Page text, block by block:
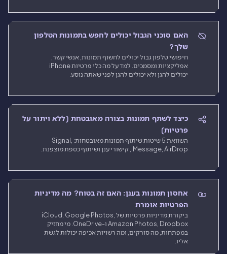
האם סוכני הגבול יכולים לחפש בתמונות הטלפון
שלך?
חיפושי טלפון גבול יכולים לחשוף תמונות, אנשי קשר,
אפליקציות ומסמכים. למד על מה כלי פרטיות iPhone
יכולים להגן ולא יכולים להגן לפני שאתה נוסע.
כיצד לשתף תמונות בצורה מאובטחת (ללא ויתור על
פרטיות)
השוואת 5 שיטות שיתוף תמונות מאובטחות: Signal,
iMessage, AirDrop, קישורי ענן ושיתוף כספת מוצפנת.
אחסון תמונות בענן: האם זה בטוח? מה מדיניות
הפרטיות אומרת
ביקורת מדיניות פרטיות של iCloud, Google Photos,
Amazon Photos, Dropbox ו-OneDrive. מי מחזיק
במפתחות, מה סורקים, ומה רשויות אכיפה יכולות לגשת
אליו.